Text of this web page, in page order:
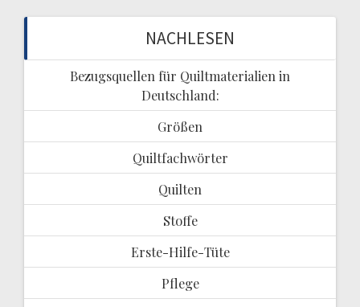
NACHLESEN
Bezugsquellen für Quiltmaterialien in
Deutschland:
Größen
Quiltfachwörter
Quilten
Stoffe
Erste-Hilfe-Tüte
Pflege